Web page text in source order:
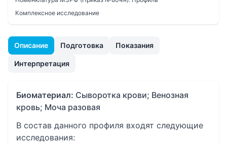
Описание Подготовка Показания
Интерпретация
Биоматериал: Сыворотка крови; Венозная
кровь; Моча разовая
В состав данного профиля входят следующие
исследования:
Комплексное исследование